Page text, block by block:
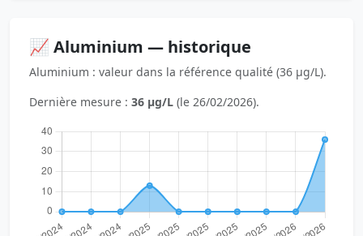
📈 Aluminium — historique
Aluminium : valeur dans la référence qualité (36 µg/L).
Dernière mesure : 36 µg/L (le 26/02/2026).